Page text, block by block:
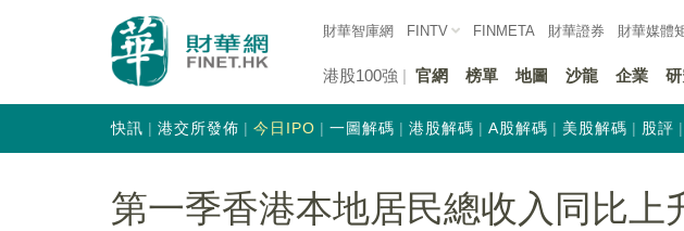
財華智庫網 FINTV FINMETA 財華證券 財華媒體
港股100強 官網 榜單 地圖 沙龍 企業
快訊 港交所發佈 今日IPO 一圖解碼 港股解碼 A股解碼 美股解碼 股評
第一季香港本地居民總收入同比上